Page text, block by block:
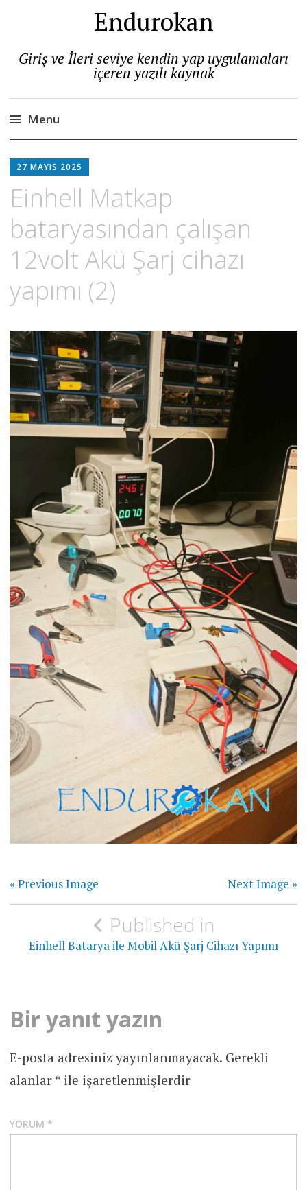
Endurokan
Giriş ve İleri seviye kendin yap uygulamaları
içeren yazılı kaynak
Menu
to
content
27 MAYIS 2025
Einhell Matkap
bataryasından çalışan
12volt Akü Şarj cihazı
yapımı (2)
« Previous Image Next Image »
Yazı
gezinmesiPublished in
Einhell Batarya ile Mobil Akü Şarj Cihazı Yapımı
Bir yanıt yazın
E-posta adresiniz yayınlanmayacak. Gerekli
alanlar *ile işaretlenmişlerdir
YORUM *